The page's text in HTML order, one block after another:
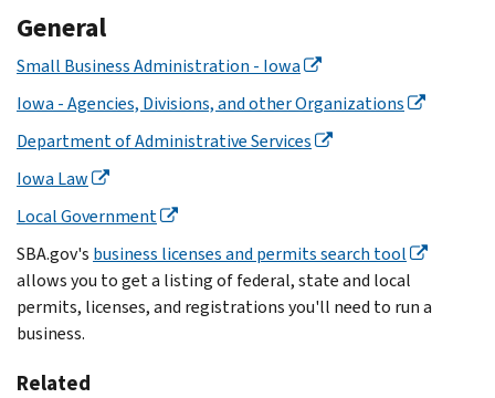
General
Small Business Administration - Iowa
Iowa - Agencies, Divisions, and other Organizations
Department of Administrative Services
Iowa Law
Local Government
SBA.gov's business licenses and permits search tool
allows you to get a listing of federal, state and local
permits, licenses, and registrations you'll need to run a
business.
Related